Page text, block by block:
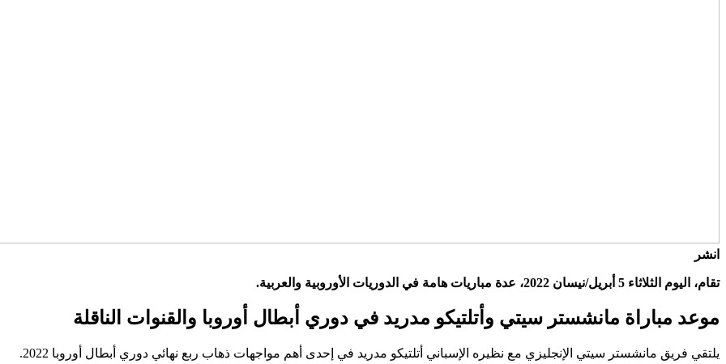
انشر
تقام، اليوم الثلاثاء 5 أبريل/نيسان 2022، عدة مباريات هامة في الدوريات الأوروبية والعربية.
موعد مباراة مانشستر سيتي وأتلتيكو مدريد في دوري أبطال أوروبا والقنوات الناقلة
يلتقي فريق مانشستر سيتي الإنجليزي مع نظيره الإسباني أتلتيكو مدريد في إحدى أهم مواجهات ذهاب ربع نهائي دوري أبطال أوروبا 2022.